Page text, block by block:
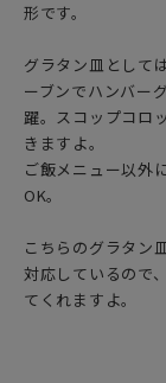
形です。
グラタン皿として
ーブンでハンバー
躍。スコップコロ
きますよ。
ご飯メニュー以外
OK。
こちらのグラタン
対応しているので
てくれますよ。